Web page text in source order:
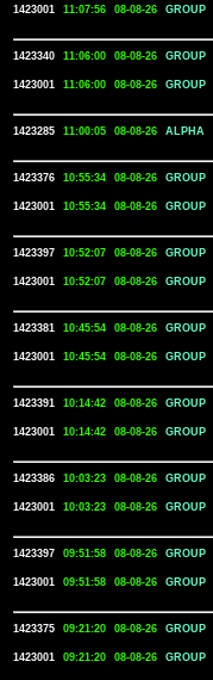
1423001
11:07:56 08-08-26 GROUP
1423340 11:06:00 08-08-26 GROUP
1423001
11:06:00 08-08-26 GROUP
1423285 11:00:05 08-08-26 ALPHA
1423376 10:55:34 08-08-26 GROUP
1423001
10:55:34 08-08-26 GROUP
1423397 10:52:07 08-08-26 GROUP
1423001
10:52:07 08-08-26 GROUP
1423381 10:45:54 08-08-26 GROUP
1423001
10:45:54 08-08-26 GROUP
1423391 10:14:42 08-08-26 GROUP
1423001
10:14:42 08-08-26 GROUP
1423386 10:03:23 08-08-26 GROUP
1423001
10:03:23 08-08-26 GROUP
1423397 09:51:58 08-08-26 GROUP
1423001
09:51:58 08-08-26 GROUP
1423375 09:21:20 08-08-26 GROUP
1423001
09:21:20 08-08-26 GROUP